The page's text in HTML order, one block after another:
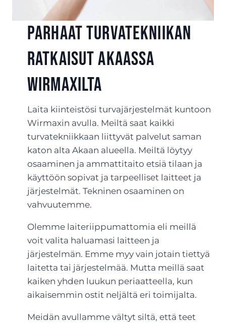
Parhaat turvatekniikan
ratkaisut Akaassa
Wirmaxilta
Laita kiinteistösi turvajärjestelmät kuntoon
Wirmaxin avulla. Meiltä saat kaikki
turvatekniikkaan liittyvät palvelut saman
katon alta Akaan alueella. Meiltä löytyy
osaaminen ja ammattitaito etsiä tilaan ja
käyttöön sopivat ja tarpeelliset laitteet ja
järjestelmät. Tekninen osaaminen on
vahvuutemme.
Olemme laiteriippumattomia eli meillä
voit valita haluamasi laitteen ja
järjestelmän. Emme myy vain jotain tiettyä
laitetta tai järjestelmää. Mutta meillä saat
kaiken yhden luukun periaatteella, kun
aikaisemmin ostit neljältä eri toimijalta.
Meidän avullamme vältyt siltä, että teet